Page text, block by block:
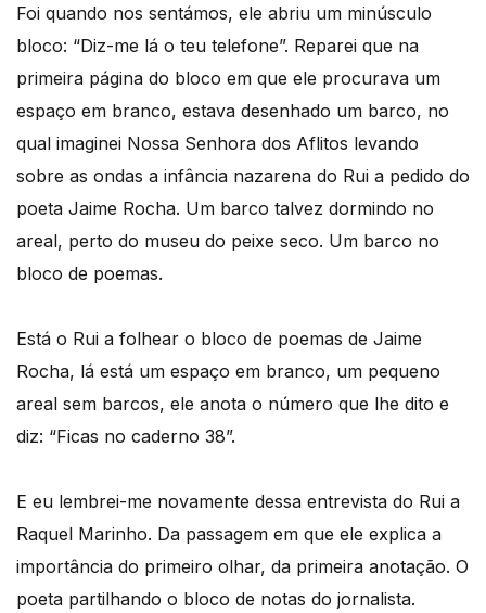
Foi quando nos sentámos, ele abriu um minúsculo
bloco: “Diz-me lá o teu telefone”. Reparei que na
primeira página do bloco em que ele procurava um
espaço em branco, estava desenhado um barco, no
qual imaginei Nossa Senhora dos Aflitos levando
sobre as ondas a infância nazarena do Rui a pedido do
poeta Jaime Rocha. Um barco talvez dormindo no
areal, perto do museu do peixe seco. Um barco no
bloco de poemas.
Está o Rui a folhear o bloco de poemas de Jaime
Rocha, lá está um espaço em branco, um pequeno
areal sem barcos, ele anota o número que lhe dito e
diz: “Ficas no caderno 38”.
E eu lembrei-me novamente dessa entrevista do Rui a
Raquel Marinho. Da passagem em que ele explica a
importância do primeiro olhar, da primeira anotação. O
poeta partilhando o bloco de notas do jornalista.